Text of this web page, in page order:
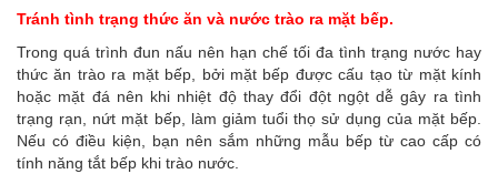
Tránh tình trạng thức ăn và nước trào ra mặt bếp.
Trong quá trình đun nấu nên hạn chế tối đa tình trạng nước hay
thức ăn trào ra mặt bếp, bởi mặt bếp được cấu tạo từ mặt kính
hoặc mặt đá nên khi nhiệt độ thay đổi đột ngột dễ gây ra tình
trạng rạn, nứt mặt bếp, làm giảm tuổi thọ sử dụng của mặt bếp.
Nếu có điều kiện, bạn nên sắm những mẫu bếp từ cao cấp có
tính năng tắt bếp khi trào nước.